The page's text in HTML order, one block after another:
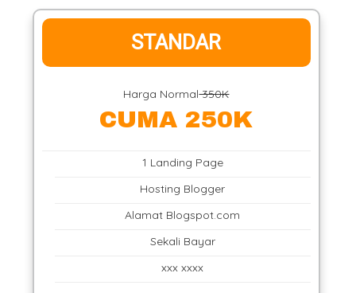
STANDAR
Harga Normal350K
CUMA 250K
1 Landing Page
Hosting Blogger
Alamat Blogspot.com
Sekali Bayar
xxx xxxx